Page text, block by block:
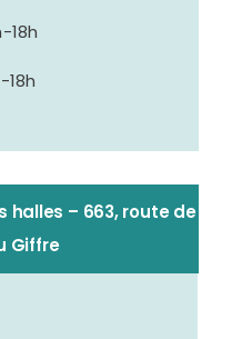
18h
18h
halles – 663, route de
Giffre